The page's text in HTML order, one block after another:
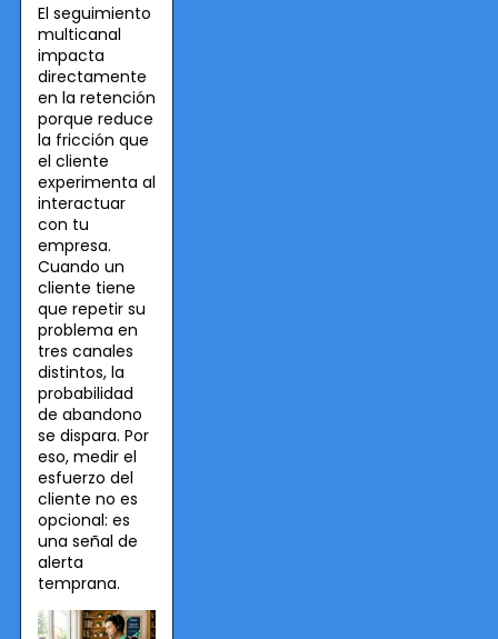
El seguimiento
multicanal
impacta
directamente
en la retención
porque reduce
la fricción que
el cliente
experimenta al
interactuar
con tu
empresa.
Cuando un
cliente tiene
que repetir su
problema en
tres canales
distintos, la
probabilidad
de abandono
se dispara. Por
eso, medir el
esfuerzo del
cliente no es
opcional: es
una señal de
alerta
temprana.